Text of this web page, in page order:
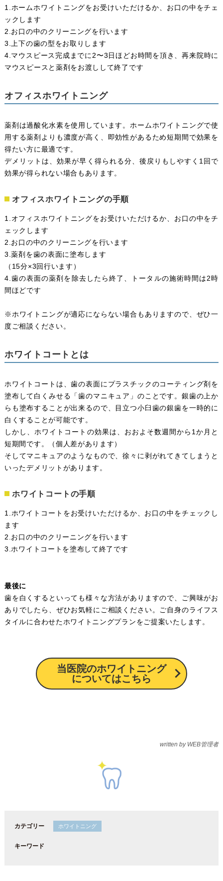
1.ホームホワイトニングをお受けいただけるか、お口の中をチェ
ックします
2.お口の中のクリーニングを行います
3.上下の歯の型をお取りします
4.マウスピース完成までに2〜3日ほどお時間を頂き、再来院時に
マウスピースと薬剤をお渡しして終了です
オフィスホワイトニング
薬剤は過酸化水素を使用しています。ホームホワイトニングで使
用する薬剤よりも濃度が高く、即効性があるため短期間で効果を
得たい方に最適です。
デメリットは、効果が早く得られる分、後戻りもしやすく1回で
効果が得られない場合もあります。
オフィスホワイトニングの手順
1.オフィスホワイトニングをお受けいただけるか、お口の中をチ
ェックします
2.お口の中のクリーニングを行います
3.薬剤を歯の表面に塗布します
（15分×3回行います）
4.歯の表面の薬剤を除去したら終了、トータルの施術時間は2時
間ほどです
※ホワイトニングが適応にならない場合もありますので、ぜひ一
度ご相談ください。
ホワイトコートとは
ホワイトコートは、歯の表面にプラスチックのコーティング剤を
塗布して白くみせる「歯のマニキュア」のことです。銀歯の上か
らも塗布することが出来るので、目立つ小臼歯の銀歯を一時的に
白くすることが可能です。
しかし、ホワイトコートの効果は、おおよそ数週間から1か月と
短期間です。（個人差があります）
そしてマニキュアのようなもので、徐々に剥がれてきてしまうと
いったデメリットがあります。
ホワイトコートの手順
1.ホワイトコートをお受けいただけるか、お口の中をチェックし
ます
2.お口の中のクリーニングを行います
3.ホワイトコートを塗布して終了です
最後に
歯を白くするといっても様々な方法がありますので、ご興味がお
ありでしたら、ぜひお気軽にご相談ください。ご自身のライフス
タイルに合わせたホワイトニングプランをご提案いたします。
当医院のホワイトニング
についてはこちら
written by WEB管理者
カテゴリー ホワイトニング
キーワード